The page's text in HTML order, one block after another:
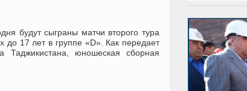
будут сыграны матчи второго тура
17 лет в группе «D». Как передает
юношеская сборная